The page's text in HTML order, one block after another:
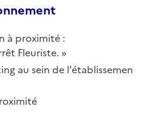
à proximité :
Fleuriste.
au sein de l'établissemen